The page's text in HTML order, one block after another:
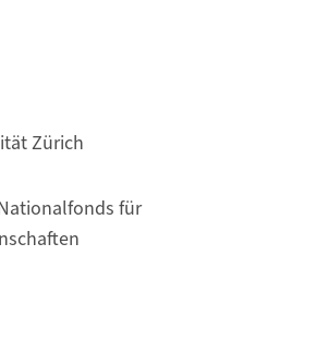
Zürich
für